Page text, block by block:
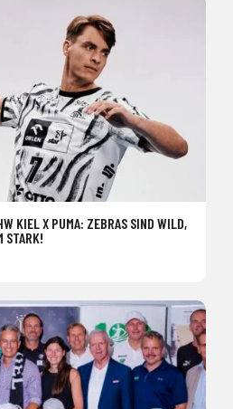
KIEL X PUMA: ZEBRAS SIND WILD,
STARK!